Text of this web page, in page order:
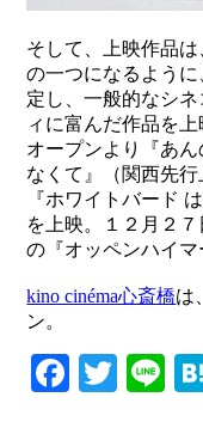
そして、上映作品
の一つになるよう
定し、一般的なシ
ィに富んだ作品を
オープンより『あ
なくて』（関西先行
『ホワイトバード
を上映。１２月２
の『オッペンハイマ
kino cinéma心斎橋は
ン。
Facebook